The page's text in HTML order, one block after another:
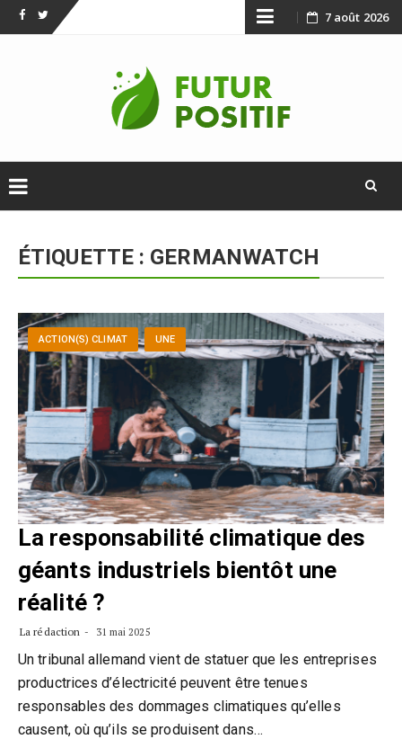
FacebookTwitter Skip
content
7 août 2026
contentÉTIQUETTE : GERMANWATCH
ACTION(S) CLIMAT UNE
La responsabilité climatique des
géants industriels bientôt une
réalité ?
La rédaction 31 mai 2025
Un tribunal allemand vient de statuer que les entreprises
productrices d’électricité peuvent être tenues
responsables des dommages climatiques qu’elles
causent, où qu’ils se produisent dans…